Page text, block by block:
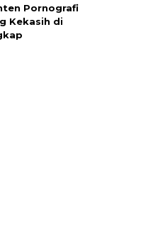
Pornografi
Kekasih di